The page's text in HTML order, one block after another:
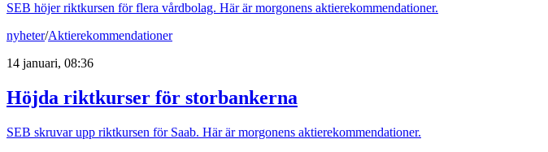
SEB höjer riktkursen för flera vårdbolag. Här är morgonens aktierekommendationer.
nyheter/Aktierekommendationer
14 januari, 08:36
Höjda riktkurser för storbankerna
SEB skruvar upp riktkursen för Saab. Här är morgonens aktierekommendationer.